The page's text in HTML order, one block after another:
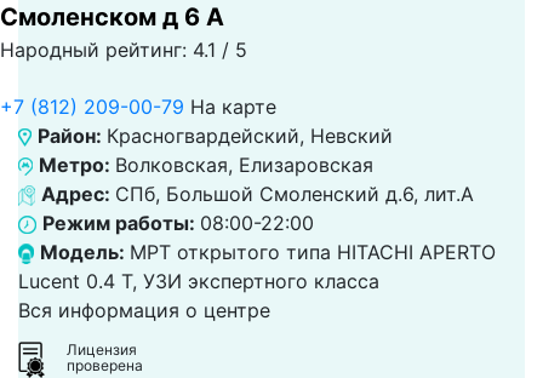
Смоленском д 6 А
Народный рейтинг: 4.1 / 5
+7 (812) 209-00-79 На карте
Район: Красногвардейский, Невский
Метро: Волковская, Елизаровская
Адрес: СПб, Большой Смоленский д.6, лит.А
Режим работы: 08:00-22:00
Модель: МРТ открытого типа HITACHI APERTO
Lucent 0.4 Т, УЗИ экспертного класса
Вся информация о центре
Лицензия
проверена